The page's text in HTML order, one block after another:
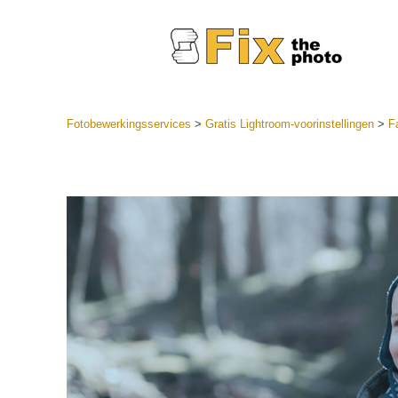
Mobiele
Fotobewerkingsservices > Gratis Lightroom-voorinstellingen>